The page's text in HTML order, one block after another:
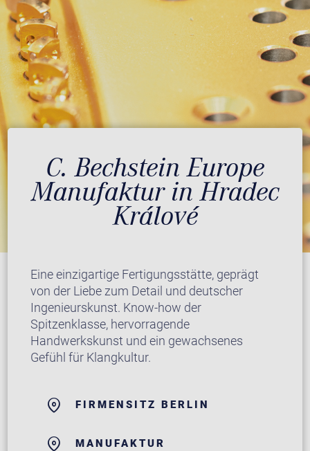
C. Bechstein Europe
Manufaktur in Hradec
Králové
Eine einzigartige Fertigungsstätte, geprägt
von der Liebe zum Detail und deutscher
Ingenieurskunst. Know-how der
Spitzenklasse, hervorragende
Handwerkskunst und ein gewachsenes
Gefühl für Klangkultur.
FIRMENSITZ BERLIN
MANUFAKTUR